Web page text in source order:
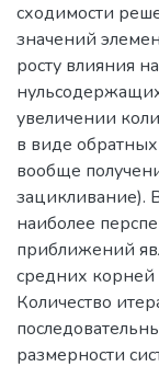
сходимости
значений
росту влияния
увеличении
в виде
вообще
зацикливание).
наиболее
приближений
средних
Количество
размерности